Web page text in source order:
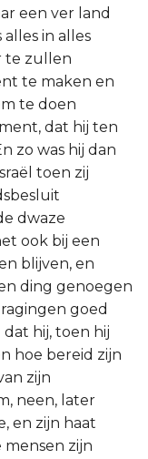
een ver land
in alles
te zullen
te maken en
te doen
dat hij ten
zo was hij dan
toen zij
dwaze
ook bij een
blijven, en
ding genoegen
goed
hij, toen hij
hoe bereid zijn
zijn
neen, later
en zijn haat
zijn